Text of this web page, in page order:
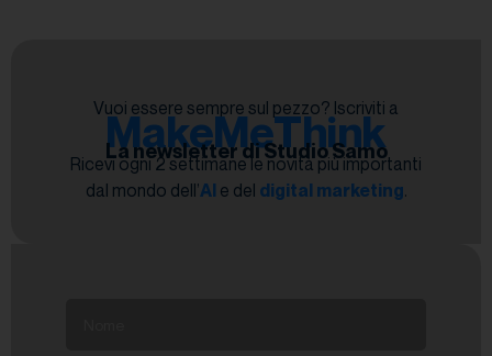
Vuoi essere sempre sul pezzo? Iscriviti a
MakeMeThink
La newsletter di Studio Samo
Ricevi ogni 2 settimane le novità più importanti
dal mondo dell’AI e del digital marketing.